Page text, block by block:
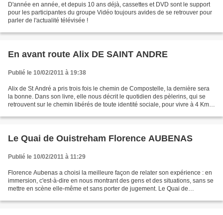
D'année en année, et depuis 10 ans déjà, cassettes et DVD sont le support
pour les participantes du groupe Vidéo toujours avides de se retrouver pour
parler de l'actualité télévisée !
En avant route Alix DE SAINT ANDRE
Publié le 10/02/2011 à 19:38
Alix de St André a pris trois fois le chemin de Compostelle, la dernière sera
la bonne. Dans son livre, elle nous décrit le quotidien des pèlerins, qui se
retrouvent sur le chemin libérés de toute identité sociale, pour vivre à 4 Km/h
Le Quai de Ouistreham Florence AUBENAS
Publié le 10/02/2011 à 11:29
Florence Aubenas a choisi la meilleure façon de relater son expérience : en
immersion, c'est-à-dire en nous montrant des gens et des situations, sans se
mettre en scène elle-même et sans porter de jugement. Le Quai de